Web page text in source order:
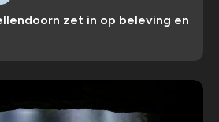
zet in op beleving en